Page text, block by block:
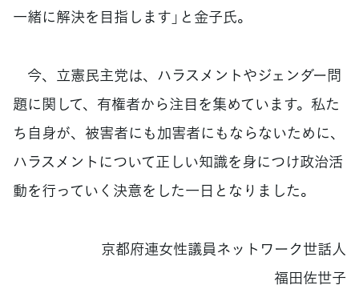
一緒に解決を目指します」と金子氏。
今、立憲民主党は、ハラスメントやジェンダー問
題に関して、有権者から注目を集めています。私た
ち自身が、被害者にも加害者にもならないために、
ハラスメントについて正しい知識を身につけ政治活
動を行っていく決意をした一日となりました。
京都府連女性議員ネットワーク世話人
福田佐世子